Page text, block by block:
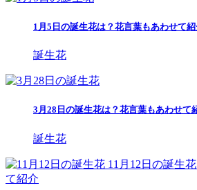
1月5日の誕生花は？花言葉もあわせて
誕生花
3月28日の誕生花は？花言葉もあわせて
誕生花
11月12日の誕生
て紹介